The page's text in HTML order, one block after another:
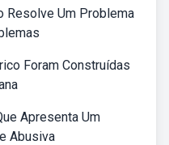
Resolve Um Problema
Foram Construídas
Apresenta Um
Abusiva